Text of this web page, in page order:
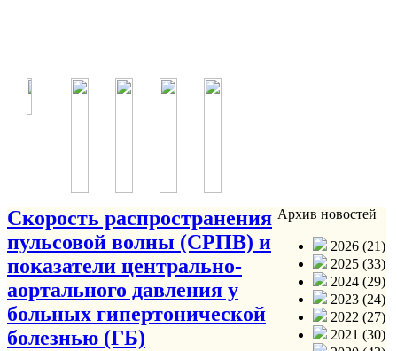
Скорость распространения
пульсовой волны (СРПВ) и
показатели центрально-
аортального давления у
больных гипертонической
болезнью (ГБ)
Архив новостей
2026 (21)
2025 (33)
2024 (29)
2023 (24)
2022 (27)
2021 (30)